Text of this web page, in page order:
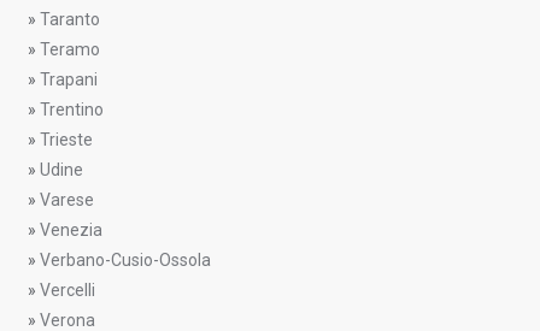
» Taranto
» Teramo
» Trapani
» Trentino
» Trieste
» Udine
» Varese
» Venezia
» Verbano-Cusio-Ossola
» Vercelli
» Verona